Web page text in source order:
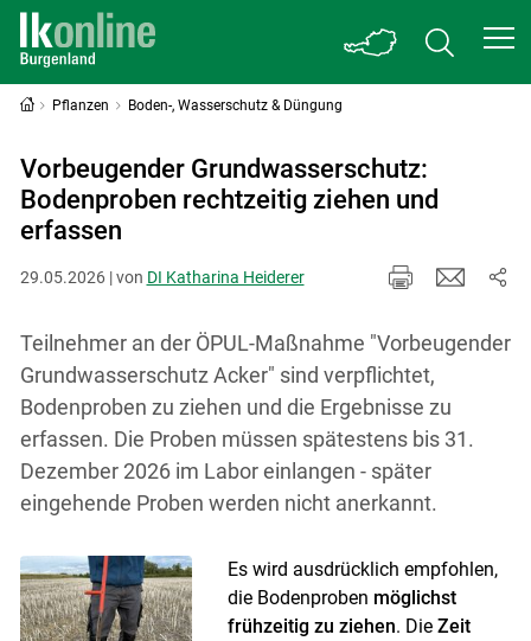
Pflanzen Boden-, Wasserschutz & Düngung
Vorbeugender Grundwasserschutz:
Bodenproben rechtzeitig ziehen und
erfassen
29.05.2026 | von DI Katharina Heiderer
Teilnehmer an der ÖPUL-Maßnahme "Vorbeugender
Grundwasserschutz Acker" sind verpflichtet,
Bodenproben zu ziehen und die Ergebnisse zu
erfassen. Die Proben müssen spätestens bis 31.
Dezember 2026 im Labor einlangen - später
eingehende Proben werden nicht anerkannt.
Es wird ausdrücklich empfohlen,
die Bodenproben möglichst
frühzeitig zu ziehen. Die Zeit